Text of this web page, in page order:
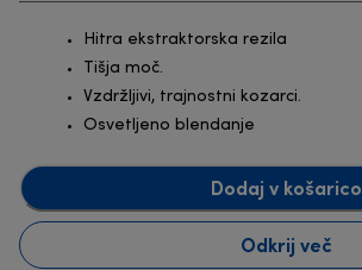
Hitra ekstraktorska rezila
Tišja moč.
Vzdržljivi, trajnostni kozarci.
Osvetljeno blendanje
Dodaj v košarico
Odkrij več